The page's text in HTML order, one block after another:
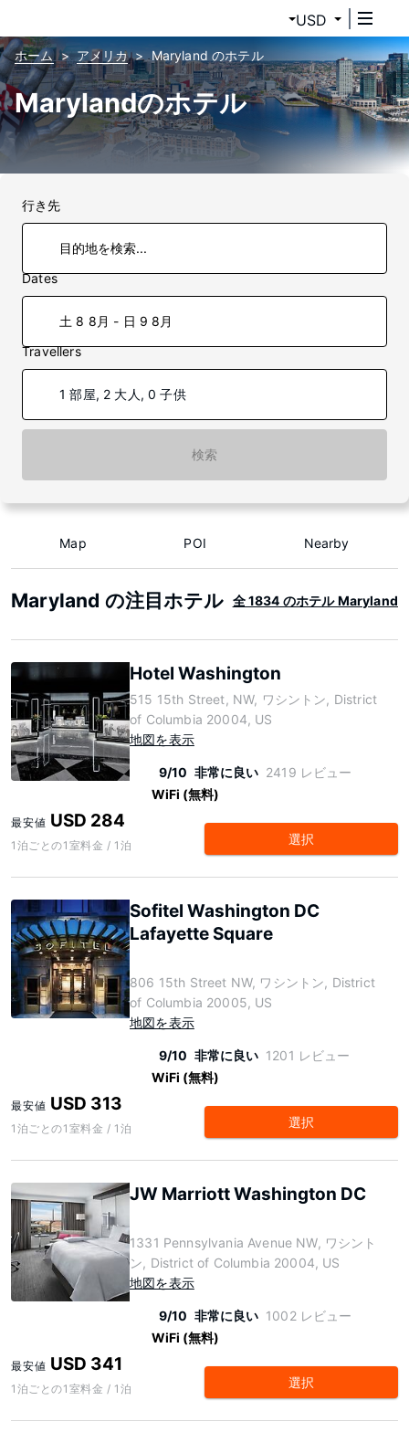
USD
ホーム アメリカ Maryland のホテル
Marylandのホテル
行き先
Dates
土 8 8月 - 日 9 8月
Travellers
1 部屋, 2 大人, 0 子供
検索
Map POI Nearby
Maryland の注目ホテル 全 1834 のホテル Maryland
Hotel Washington
515 15th Street, NW, ワシントン, District
of Columbia 20004, US
地図を表示
9/10 非常に良い 2419 レビュー
WiFi (無料)
最安値 USD 284
1泊ごとの1室料金 / 1泊 選択
Sofitel Washington DC
Lafayette Square
806 15th Street NW, ワシントン, District
of Columbia 20005, US
地図を表示
9/10 非常に良い 1201 レビュー
WiFi (無料)
最安値 USD 313
1泊ごとの1室料金 / 1泊 選択
JW Marriott Washington DC
1331 Pennsylvania Avenue NW, ワシント
ン, District of Columbia 20004, US
地図を表示
9/10 非常に良い 1002 レビュー
WiFi (無料)
最安値 USD 341
1泊ごとの1室料金 / 1泊 選択